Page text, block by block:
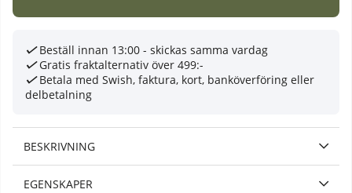
Beställ innan 13:00 - skickas samma vardag
Gratis fraktalternativ över 499:-
Betala med Swish, faktura, kort, banköverföring eller
delbetalning
BESKRIVNING
EGENSKAPER